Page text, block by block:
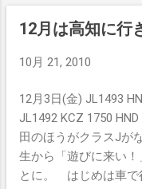
サイトで購入した。
12月は高知に行
10月 21, 2010
12月3日(金) JL1493
JL1492 KCZ 1750
田のほうがクラスJが
生から「遊びに来い
とに。 はじめは車で